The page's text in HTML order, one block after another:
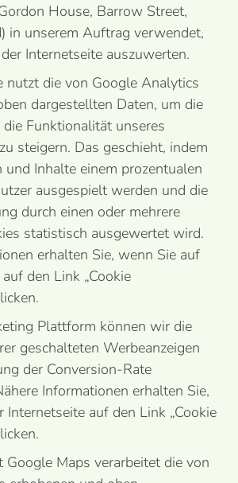
House, Barrow Street,
in unserem Auftrag verwendet,
Internetseite auszuwerten.
nutzt die von Google Analytics
dargestellten Daten, um die
Funktionalität unseres
steigern. Das geschieht, indem
und Inhalte einem prozentualen
ausgespielt werden und die
durch einen oder mehrere
statistisch ausgewertet wird.
erhalten Sie, wenn Sie auf
den Link „Cookie
Plattform können wir die
geschalteten Werbeanzeigen
der Conversion-Rate
Informationen erhalten Sie,
Internetseite auf den Link „Cookie
Google Maps verarbeitet die von